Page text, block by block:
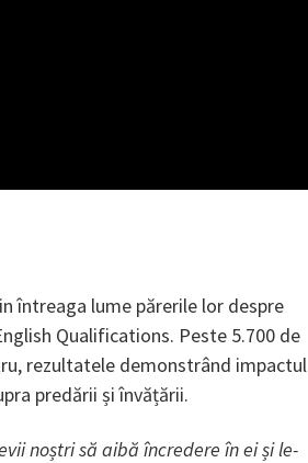
întreaga lume părerile lor despre
Qualifications. Peste 5.700 de
rezultatele demonstrând impactul
predării și învățării.
noștri să aibă încredere în ei și le-